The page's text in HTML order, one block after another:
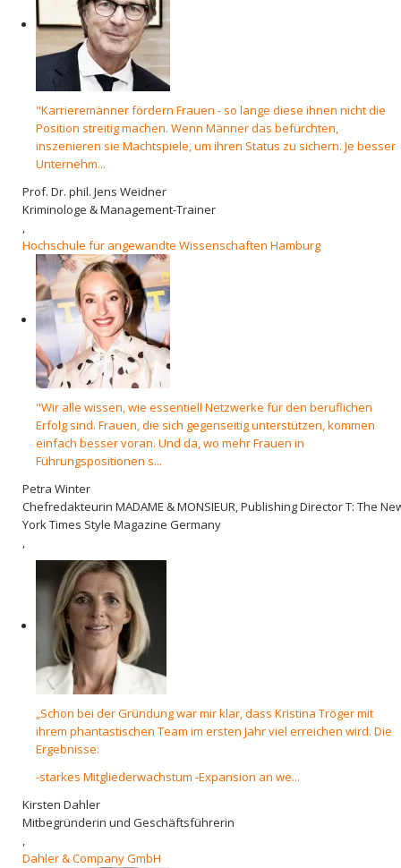
"Karrieremänner fördern Frauen - so lange diese ihnen nicht die
Position streitig machen. Wenn Männer das befürchten,
inszenieren sie Machtspiele, um ihren Status zu sichern. Je besser
Unternehm...
Prof. Dr. phil. Jens Weidner
Kriminologe & Management-Trainer
,
Hochschule für angewandte Wissenschaften Hamburg
"Wir alle wissen, wie essentiell Netzwerke für den beruflichen
Erfolg sind. Frauen, die sich gegenseitig unterstützen, kommen
einfach besser voran. Und da, wo mehr Frauen in
Führungspositionen s...
Petra Winter
Chefredakteurin MADAME & MONSIEUR, Publishing Director T: The
York Times Style Magazine Germany
,
„Schon bei der Gründung war mir klar, dass Kristina Tröger mit
ihrem phantastischen Team im ersten Jahr viel erreichen wird. Die
Ergebnisse:
-starkes Mitgliederwachstum -Expansion an we...
Kirsten Dahler
Mitbegründerin und Geschäftsführerin
,
Dahler & Company GmbH